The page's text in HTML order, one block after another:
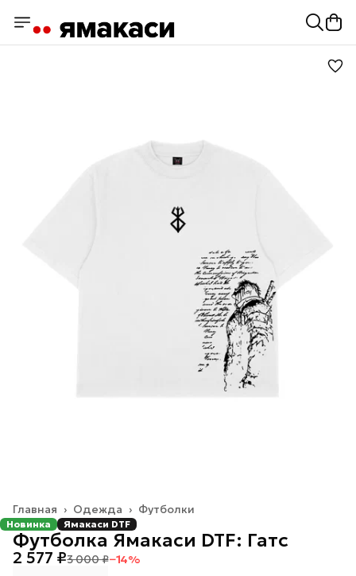
Футболки
Одежда ›
Главная ›
Новинка Ямакаси DTF
Футболка Ямакаси DTF: Гатс
2 577 ₽3 000 ₽−14%